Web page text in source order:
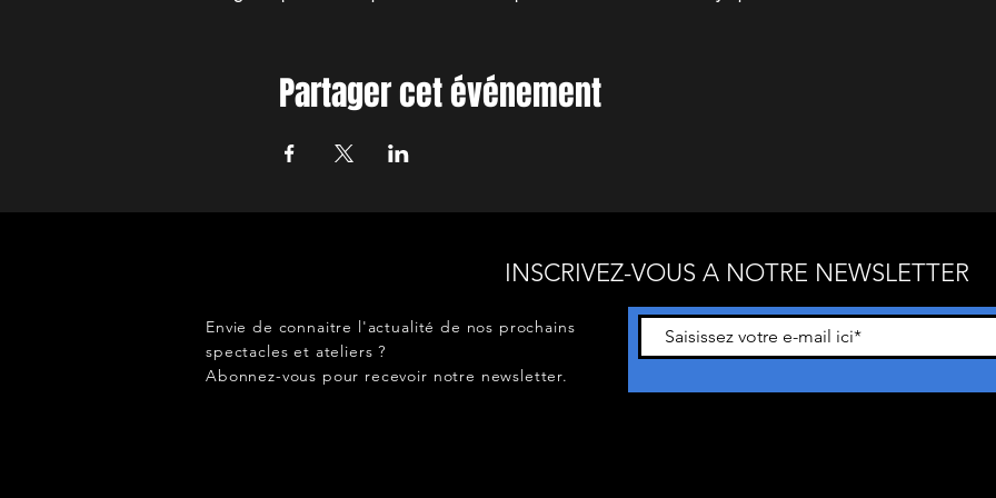
Partager cet événement
INSCRIVEZ-VOUS A NOTRE NEWSLETTER
Envie de connaitre l'actualité de nos prochains
spectacles et ateliers ?
Abonnez-vous pour recevoir notre newsletter.